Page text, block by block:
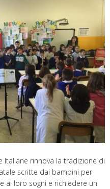
Italiane rinnova la tradizione di
scritte dai bambini per
ai loro sogni e richiedere un